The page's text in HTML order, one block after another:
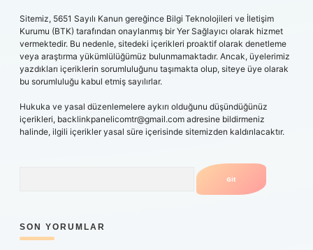
Sitemiz, 5651 Sayılı Kanun gereğince Bilgi Teknolojileri ve İletişim
Kurumu (BTK) tarafından onaylanmış bir Yer Sağlayıcı olarak hizmet
vermektedir. Bu nedenle, sitedeki içerikleri proaktif olarak denetleme
veya araştırma yükümlülüğümüz bulunmamaktadır. Ancak, üyelerimiz
yazdıkları içeriklerin sorumluluğunu taşımakta olup, siteye üye olarak
bu sorumluluğu kabul etmiş sayılırlar.
Hukuka ve yasal düzenlemelere aykırı olduğunu düşündüğünüz
içerikleri, backlinkpanelicomtr@gmail.com adresine bildirmeniz
halinde, ilgili içerikler yasal süre içerisinde sitemizden kaldırılacaktır.
SON YORUMLAR